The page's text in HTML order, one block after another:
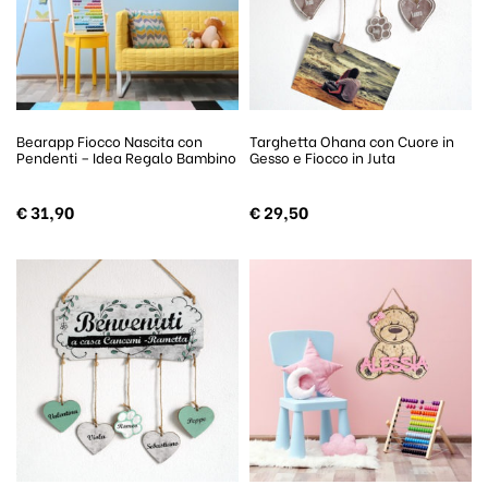
Bearapp Fiocco Nascita con
Pendenti – Idea Regalo Bambino
€31,90
Targhetta Ohana con Cuore in
Gesso e Fiocco in Juta
€29,50